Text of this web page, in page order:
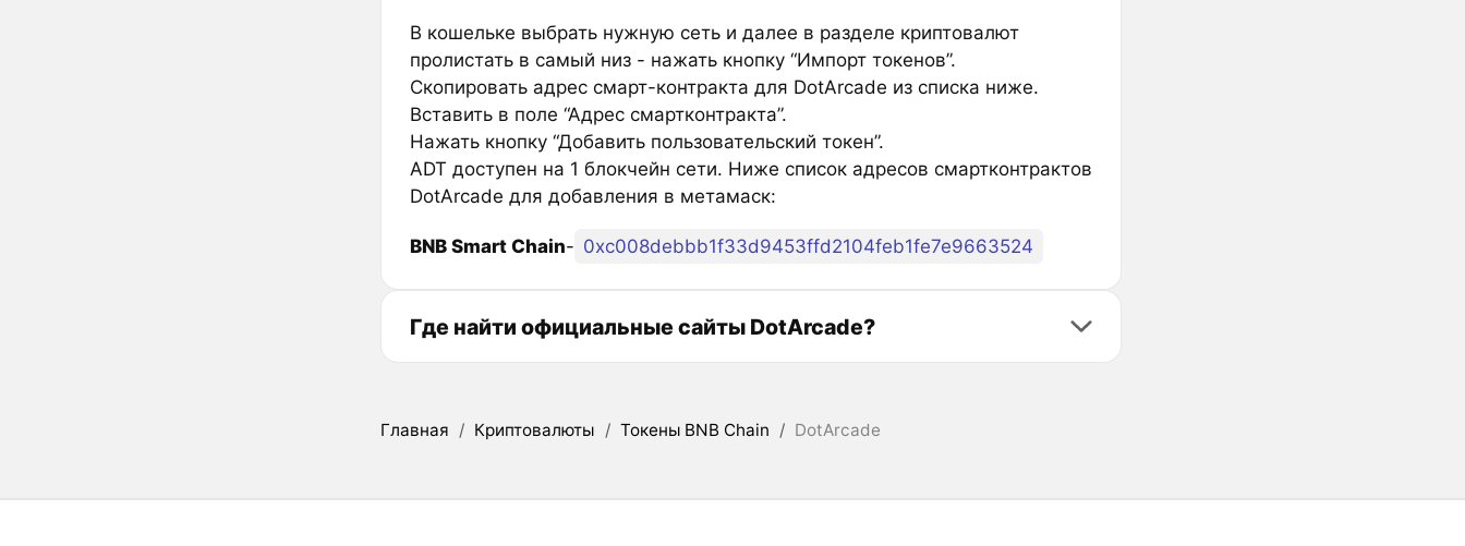
В кошельке выбрать нужную сеть и далее в разделе криптовалют
пролистать в самый низ - нажать кнопку “Импорт токенов”.
Скопировать адрес смарт-контракта для DotArcade из списка ниже.
Вставить в поле “Адрес смартконтракта”.
Нажать кнопку “Добавить пользовательский токен”.
ADT доступен на 1 блокчейн сети. Ниже список адресов смартконтрактов
DotArcade для добавления в метамаск:
BNB Smart Chain- 0xc008debbb1f33d9453ffd2104feb1fe7e9663524
Где найти официальные сайты DotArcade?
Главная / Криптовалюты / Токены BNB Chain / DotArcade